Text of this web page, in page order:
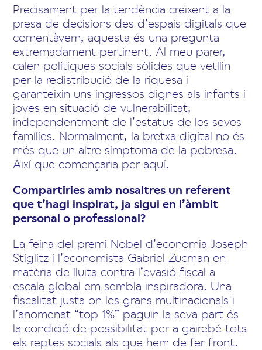
Precisament per la tendència creixent a la
presa de decisions des d’espais digitals que
comentàvem, aquesta és una pregunta
extremadament pertinent. Al meu parer,
calen polítiques socials sòlides que vetllin
per la redistribució de la riquesa i
garanteixin uns ingressos dignes als infants i
joves en situació de vulnerabilitat,
independentment de l’estatus de les seves
famílies. Normalment, la bretxa digital no és
més que un altre símptoma de la pobresa.
Així que començaria per aquí.
Compartiries amb nosaltres un referent
que t’hagi inspirat, ja sigui en l’àmbit
personal o professional?
La feina del premi Nobel d’economia Joseph
Stiglitz i l’economista Gabriel Zucman en
matèria de lluita contra l’evasió fiscal a
escala global em sembla inspiradora. Una
fiscalitat justa on les grans multinacionals i
l’anomenat “top 1%” paguin la seva part és
la condició de possibilitat per a gairebé tots
els reptes socials als que hem de fer front.